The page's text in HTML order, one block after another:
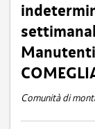
Comunità di